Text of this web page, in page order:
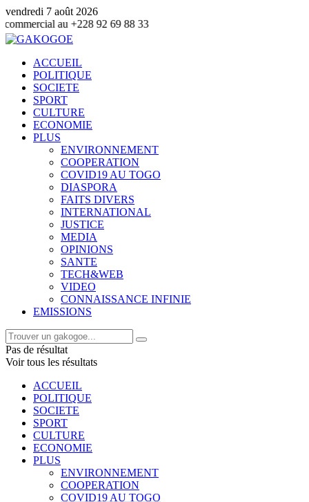
vendredi 7 août 2026
92 69 88 33
ACCUEIL
POLITIQUE
SOCIETE
SPORT
CULTURE
ECONOMIE
PLUS
ENVIRONNEMENT
COOPERATION
COVID19 AU TOGO
DIASPORA
FAITS DIVERS
INTERNATIONAL
JUSTICE
MEDIA
OPINIONS
SANTE
TECH&WEB
VIDEO
CONNAISSANCE INFINIE
EMISSIONS
Pas de résultat
Voir tous les résultats
ACCUEIL
POLITIQUE
SOCIETE
SPORT
CULTURE
ECONOMIE
PLUS
ENVIRONNEMENT
COOPERATION
COVID19 AU TOGO